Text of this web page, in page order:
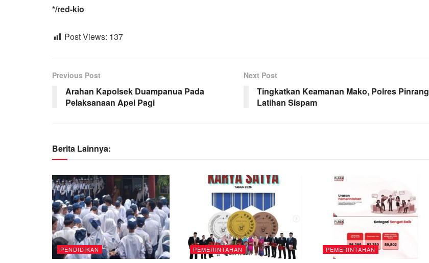
*/red-kio
Post Views: 137
Previous Post
Arahan Kapolsek Duampanua Pada
Pelaksanaan Apel Pagi
Next Post
Tingkatkan Keamanan Mako, Polres Pinrang
Latihan Sispam
Berita Lainnya:
PENDIDIKAN PEMERINTAHAN PEMERINTAHAN